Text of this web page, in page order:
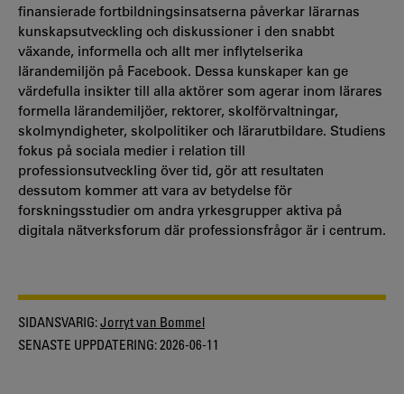
finansierade fortbildningsinsatserna påverkar lärarnas
kunskapsutveckling och diskussioner i den snabbt
växande, informella och allt mer inflytelserika
lärandemiljön på Facebook. Dessa kunskaper kan ge
värdefulla insikter till alla aktörer som agerar inom lärares
formella lärandemiljöer, rektorer, skolförvaltningar,
skolmyndigheter, skolpolitiker och lärarutbildare. Studiens
fokus på sociala medier i relation till
professionsutveckling över tid, gör att resultaten
dessutom kommer att vara av betydelse för
forskningsstudier om andra yrkesgrupper aktiva på
digitala nätverksforum där professionsfrågor är i centrum.
SIDANSVARIG:Jorryt van Bommel
SENASTE UPPDATERING:2026-06-11